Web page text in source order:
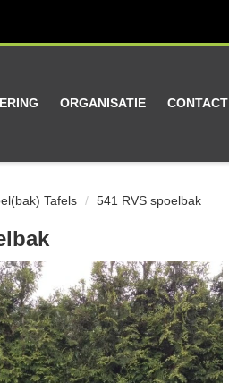
ORGANISATIE CONTACT
Tafels 541 RVS spoelbak